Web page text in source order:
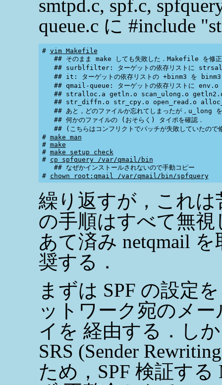
smtpd.c, spf.c,
queue.c に #include
# vim Makefile
## そのまま make しても失敗した．Makefile を修正
## surblfilter: ターゲットの依存リストに
## it: ターゲットの依存リストの +binm3 を binm3
## qmail-queue: ターゲットの依存リストに
## stralloc.a getln.o scan_ulong.o
## str_diffn.o str_cpy.o open_read.o
## あと，どのファイルか忘れてしまったが，u_long
   ## 何かのファイルの (おそらく) タイポを確認．
## (こちらはコンフリクトでパッチが失敗していたので
# make man
# make
# make setup check
# cp spfquery /var/qmail/bin
   ## なぜかインストールされないので手動コピー
# chown root:qmail /var/qmail/bin/spfquery
繰り返すが，これ
の手順はすべて無
あて済み netqmail
奨する．
まずは SPF の設定
ットワーク宛のメ
イを 経由する．し
SRS (Sender
ため，SPF 検証す